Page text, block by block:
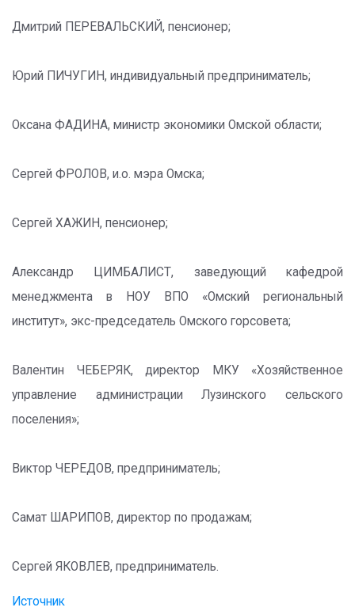
Дмитрий ПЕРЕВАЛЬСКИЙ, пенсионер;
Юрий ПИЧУГИН, индивидуальный предприниматель;
Оксана ФАДИНА, министр экономики Омской области;
Сергей ФРОЛОВ, и.о. мэра Омска;
Сергей ХАЖИН, пенсионер;
Александр ЦИМБАЛИСТ, заведующий кафедрой
менеджмента в НОУ ВПО «Омский региональный
институт», экс-председатель Омского горсовета;
Валентин ЧЕБЕРЯК, директор МКУ «Хозяйственное
управление администрации Лузинского сельского
поселения»;
Виктор ЧЕРЕДОВ, предприниматель;
Самат ШАРИПОВ, директор по продажам;
Сергей ЯКОВЛЕВ, предприниматель.
Источник